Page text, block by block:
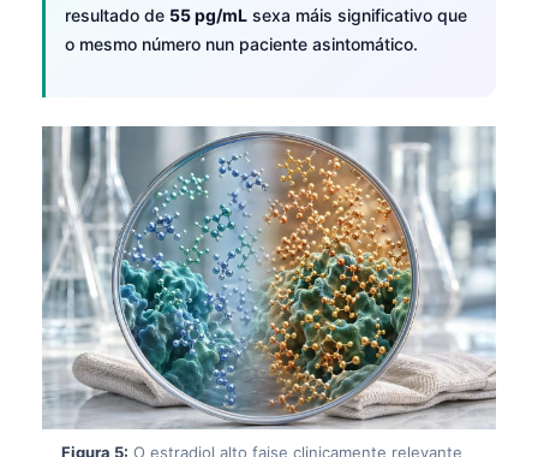
resultado de 55 pg/mL sexa máis significativo que
o mesmo número nun paciente asintomático.
Figura 5: O estradiol alto faise clinicamente relevante